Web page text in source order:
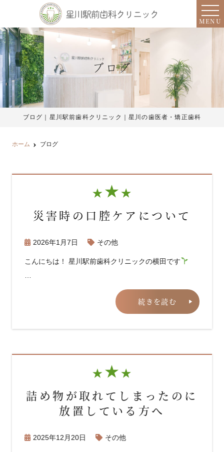
MENU
ブログ
ブログ｜星川駅前歯科クリニック｜星川の歯医者・矯正歯科
ホーム ブログ
災害時の口腔ケアについて
2026年1月7日 その他
こんにちは！ 星川駅前歯科クリニックの横田です
続きを読む
詰め物が取れてしまったのに
放置している方へ
2025年12月20日 その他